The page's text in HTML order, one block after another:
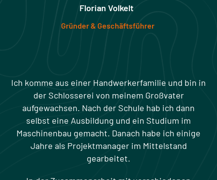
Florian Volkelt
Gründer & Geschäftsführer
Ich komme aus einer Handwerkerfamilie und bin in
der Schlosserei von meinem Großvater
aufgewachsen. Nach der Schule hab ich dann
selbst eine Ausbildung und ein Studium im
Maschinenbau gemacht. Danach habe ich einige
Jahre als Projektmanager im Mittelstand
gearbeitet.